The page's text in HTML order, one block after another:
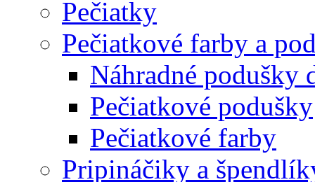
Pečiatky
Pečiatkové farby a
Náhradné podušky
Pečiatkové podušky
Pečiatkové farby
Pripináčiky a